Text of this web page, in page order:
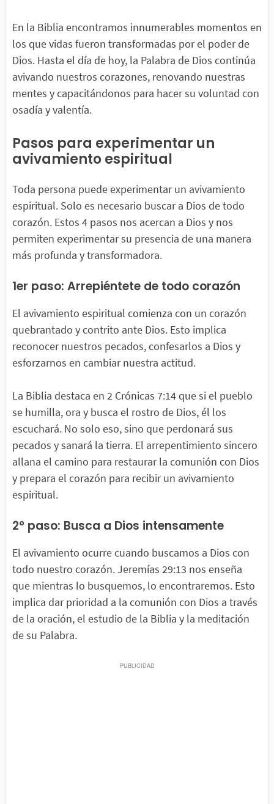
En la Biblia encontramos innumerables momentos en
los que vidas fueron transformadas por el poder de
Dios. Hasta el día de hoy, la Palabra de Dios continúa
avivando nuestros corazones, renovando nuestras
mentes y capacitándonos para hacer su voluntad con
osadía y valentía.
Pasos para experimentar un
avivamiento espiritual
Toda persona puede experimentar un avivamiento
espiritual. Solo es necesario buscar a Dios de todo
corazón. Estos 4 pasos nos acercan a Dios y nos
permiten experimentar su presencia de una manera
más profunda y transformadora.
1er paso: Arrepiéntete de todo corazón
El avivamiento espiritual comienza con un corazón
quebrantado y contrito ante Dios. Esto implica
reconocer nuestros pecados, confesarlos a Dios y
esforzarnos en cambiar nuestra actitud.
La Biblia destaca en 2 Crónicas 7:14 que si el pueblo
se humilla, ora y busca el rostro de Dios, él los
escuchará. No solo eso, sino que perdonará sus
pecados y sanará la tierra. El arrepentimiento sincero
allana el camino para restaurar la comunión con Dios
y prepara el corazón para recibir un avivamiento
espiritual.
2º paso: Busca a Dios intensamente
El avivamiento ocurre cuando buscamos a Dios con
todo nuestro corazón. Jeremías 29:13 nos enseña
que mientras lo busquemos, lo encontraremos. Esto
implica dar prioridad a la comunión con Dios a través
de la oración, el estudio de la Biblia y la meditación
de su Palabra.